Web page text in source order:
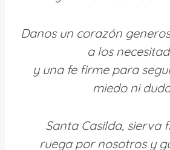
Danos un corazón
a los
y una fe firme para
miedo ni
Santa Casilda, sierva
ruega por nosotros y